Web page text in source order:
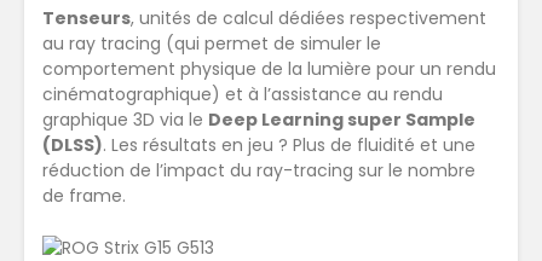
Tenseurs, unités de calcul dédiées respectivement
au ray tracing (qui permet de simuler le
comportement physique de la lumière pour un rendu
cinématographique) et à l’assistance au rendu
graphique 3D via le Deep Learning super Sample
(DLSS). Les résultats en jeu ? Plus de fluidité et une
réduction de l’impact du ray-tracing sur le nombre
de frame.